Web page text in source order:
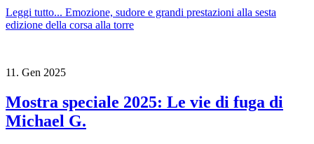
Leggi tutto... Emozione, sudore e grandi prestazioni alla sesta
edizione della corsa alla torre
11. Gen 2025
Mostra speciale 2025: Le vie di fuga di
Michael G.